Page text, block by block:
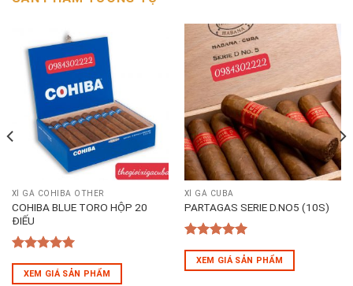
XÌ GÀ COHIBA OTHER
COHIBA BLUE TORO HỘP 20
ĐIẾU
5out of 5
XEM GIÁ SẢN PHẨM
XÌ GÀ CUBA
PARTAGAS SERIE D.NO5 (10S)
5out of 5
XEM GIÁ SẢN PHẨM